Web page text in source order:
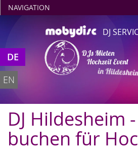
DJ
DJs Mieten
Hochzeit Event
in Hildesheim
NAVIGATION
DE
EN
DJ Hildesheim -
buchen für